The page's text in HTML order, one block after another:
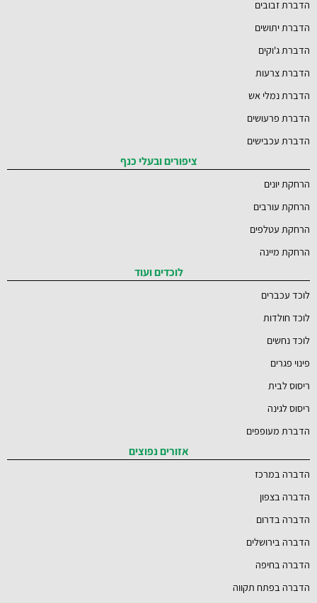
הדברת זבובים
הדברת יתושים
הדברת ג'וקים
הדברת צרעות
הדברת נמלי אש
הדברת פרעושים
הדברת עכבישים
ציפורים ובעלי כנף
הרחקת יונים
הרחקת עורבים
הרחקת עטלפים
הרחקת מיינה
לוכדים ועוד
לוכד עכברים
לוכד חולדות
לוכד נחשים
פינוי פגרים
ריסוס לבית
ריסוס לגינה
הדברת מעופפים
אזורים נפוצים
הדברה במרכז
הדברה בצפון
הדברה בדרום
הדברה בירושלים
הדברה בחיפה
הדברה בפתח תקווה